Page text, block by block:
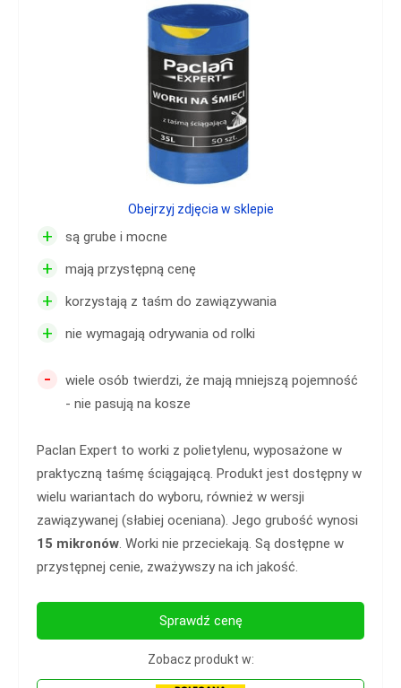
+ są grube i mocne
+ mają przystępną cenę
+ korzystają z taśm do zawiązywania
+ nie wymagają odrywania od rolki
-
wiele osób twierdzi, że mają mniejszą pojemność
- nie pasują na kosze
Paclan Expert to worki z polietylenu, wyposażone w
praktyczną taśmę ściągającą. Produkt jest dostępny w
wielu wariantach do wyboru, również w wersji
zawiązywanej (słabiej oceniana). Jego grubość wynosi
15 mikronów. Worki nie przeciekają. Są dostępne w
przystępnej cenie, zważywszy na ich jakość.
Obejrzyj zdjęcia w sklepie
Sprawdź cenę
Zobacz produkt w: